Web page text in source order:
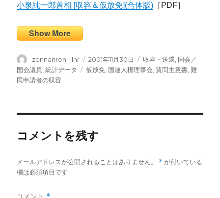
小泉純一郎首相 [収容＆仮放免](合体版) ［PDF］
Show More
投
稿
者
zennanren_jlnr
投
稿
2001年11月30日
カ
テ
収容・送還 国会／
国会議員 ,統計データ
タ
仮放免 国連人権理事会 ,質問主意書 ,難
民申請者の収容
コメントを残す
メールアドレスが公開されることはありません。 * が付いている
欄は必須項目です
コメント *